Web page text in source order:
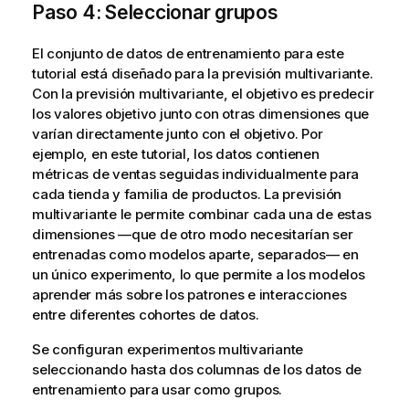
v
a
Paso 4: Seleccionar grupos
El conjunto de datos de entrenamiento para este
tutorial está diseñado para la previsión multivariante.
Con la previsión multivariante, el objetivo es predecir
los valores objetivo junto con otras dimensiones que
varían directamente junto con el objetivo. Por
ejemplo, en este tutorial, los datos contienen
métricas de ventas seguidas individualmente para
cada tienda y familia de productos. La previsión
multivariante le permite combinar cada una de estas
dimensiones —que de otro modo necesitarían ser
entrenadas como modelos aparte, separados— en
un único experimento, lo que permite a los modelos
aprender más sobre los patrones e interacciones
entre diferentes cohortes de datos.
Se configuran experimentos multivariante
seleccionando hasta dos columnas de los datos de
entrenamiento para usar como grupos.